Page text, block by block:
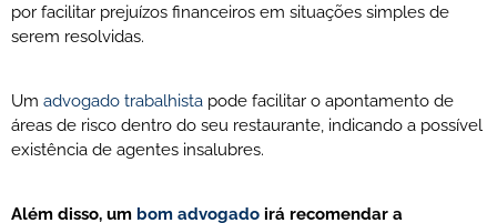
por facilitar prejuízos financeiros em situações simples de
serem resolvidas.
Um advogado trabalhista pode facilitar o apontamento de
áreas de risco dentro do seu restaurante, indicando a possível
existência de agentes insalubres.
Além disso, um bom advogado irá recomendar a